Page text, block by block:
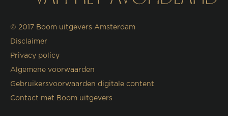
© 2017 Boom uitgevers Amsterdam
Disclaimer
Privacy policy
Algemene voorwaarden
Gebruikersvoorwaarden digitale content
Contact met Boom uitgevers